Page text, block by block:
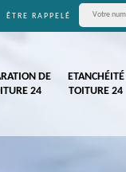
ÊTRE RAPPELÉ
DE
24
ETANCHÉITÉ
TOITURE 24